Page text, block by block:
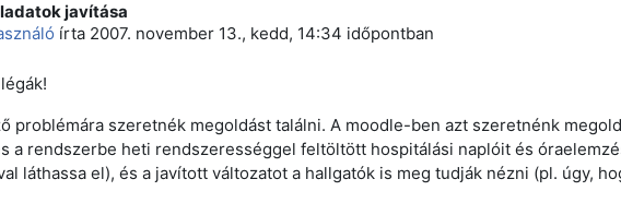
javítása
írta 2007. november 13., kedd, 14:34 időpontban
4
problémára szeretnék megoldást találni. A moodle-ben azt szeretnénk
a rendszerbe heti rendszerességgel feltöltött hospitálási naplóit és
láthassa el), és a javított változatot a hallgatók is meg tudják nézni (pl. úgy,